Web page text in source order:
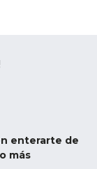
enterarte de
más